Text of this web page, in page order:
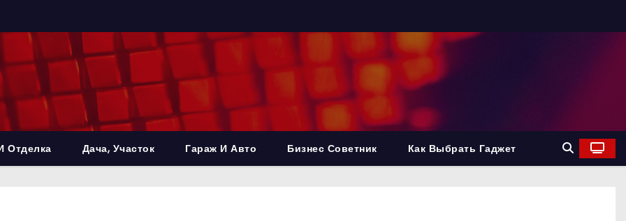
Отделка Дача, Участок Гараж И Авто Бизнес Советник Как Выбрать Гаджет